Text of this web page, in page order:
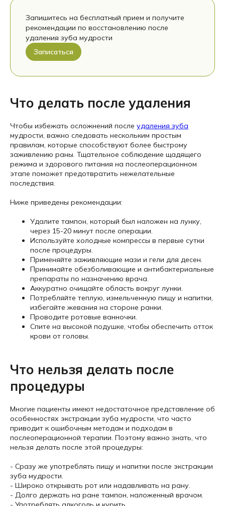
Запишитесь на бесплатный прием и получите
рекомендации по восстановлению после
удаления зуба мудрости
Записаться
Что делать после удаления
Чтобы избежать осложнений после удаления зуба
мудрости, важно следовать нескольким простым
правилам, которые способствуют более быстрому
заживлению раны. Тщательное соблюдение щадящего
режима и здорового питания на послеоперационном
этапе поможет предотвратить нежелательные
последствия.
Ниже приведены рекомендации:
Удалите тампон, который был наложен на лунку,
через 15-20 минут после операции.
Используйте холодные компрессы в первые сутки
после процедуры.
Применяйте заживляющие мази и гели для десен.
Принимайте обезболивающие и антибактериальные
препараты по назначению врача.
Аккуратно очищайте область вокруг лунки.
Потребляйте теплую, измельченную пищу и напитки,
избегайте жевания на стороне ранки.
Проводите ротовые ванночки.
Спите на высокой подушке, чтобы обеспечить отток
крови от головы.
Что нельзя делать после
процедуры
Многие пациенты имеют недостаточное представление об
особенностях экстракции зуба мудрости, что часто
приводит к ошибочным методам и подходам в
послеоперационной терапии. Поэтому важно знать, что
нельзя делать после этой процедуры:
- Сразу же употреблять пищу и напитки после экстракции
зуба мудрости.
- Широко открывать рот или надавливать на рану.
- Долго держать на ране тампон, наложенный врачом.